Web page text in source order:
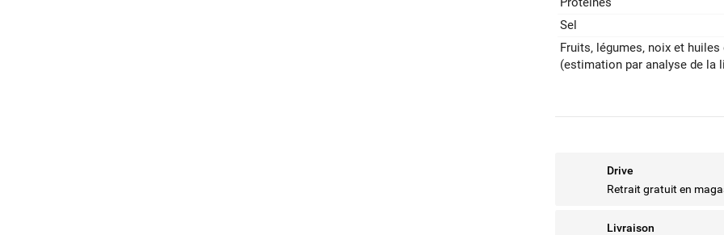
Sel
Fruits‚ légumes‚ noix et
(estimation par analyse de la
Drive
Retrait gratuit en
Livraison